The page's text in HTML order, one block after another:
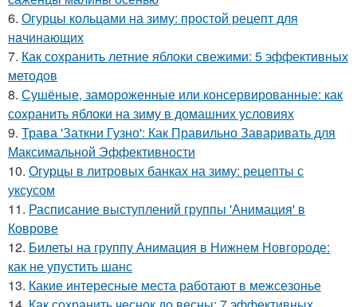
6. Огурцы кольцами на зиму: простой рецепт для
начинающих
7. Как сохранить летние яблоки свежими: 5 эффективных
методов
8. Сушёные, замороженные или консервированные: как
сохранить яблоки на зиму в домашних условиях
9. Трава 'Заткни Гузно': Как Правильно Заваривать для
Максимальной Эффективности
10. Огурцы в литровых банках на зиму: рецепты с
уксусом
11. Расписание выступлений группы 'Анимация' в
Коврове
12. Билеты на группу Анимация в Нижнем Новгороде:
как не упустить шанс
13. Какие интересные места работают в межсезонье